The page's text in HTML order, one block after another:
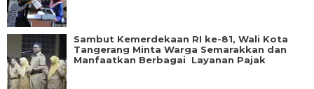
Sambut Kemerdekaan RI ke-81, Wali Kota
Tangerang Minta Warga Semarakkan dan
Manfaatkan Berbagai Layanan Pajak